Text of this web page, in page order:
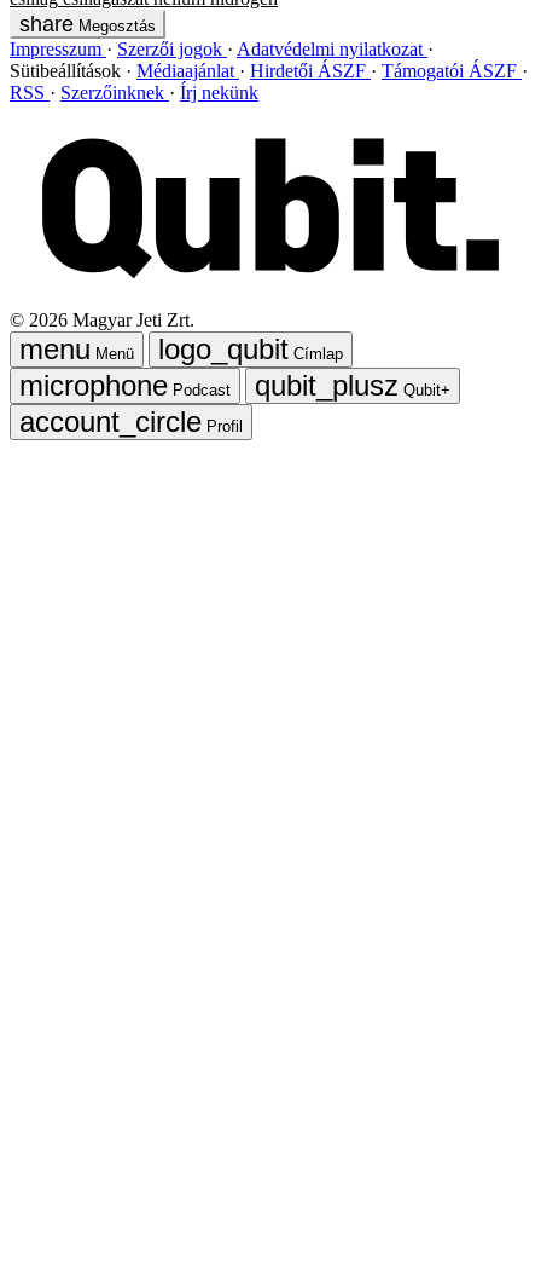
Megosztás
Impresszum Szerzői jogok
Adatvédelmi nyilatkozat
Sütibeállítások
Médiaajánlat Hirdetői ÁSZF
Támogatói ÁSZF
RSS
Szerzőinknek Írj nekünk
© 2026 Magyar Jeti Zrt.
Menü
Címlap
Podcast
Qubit+
Profil